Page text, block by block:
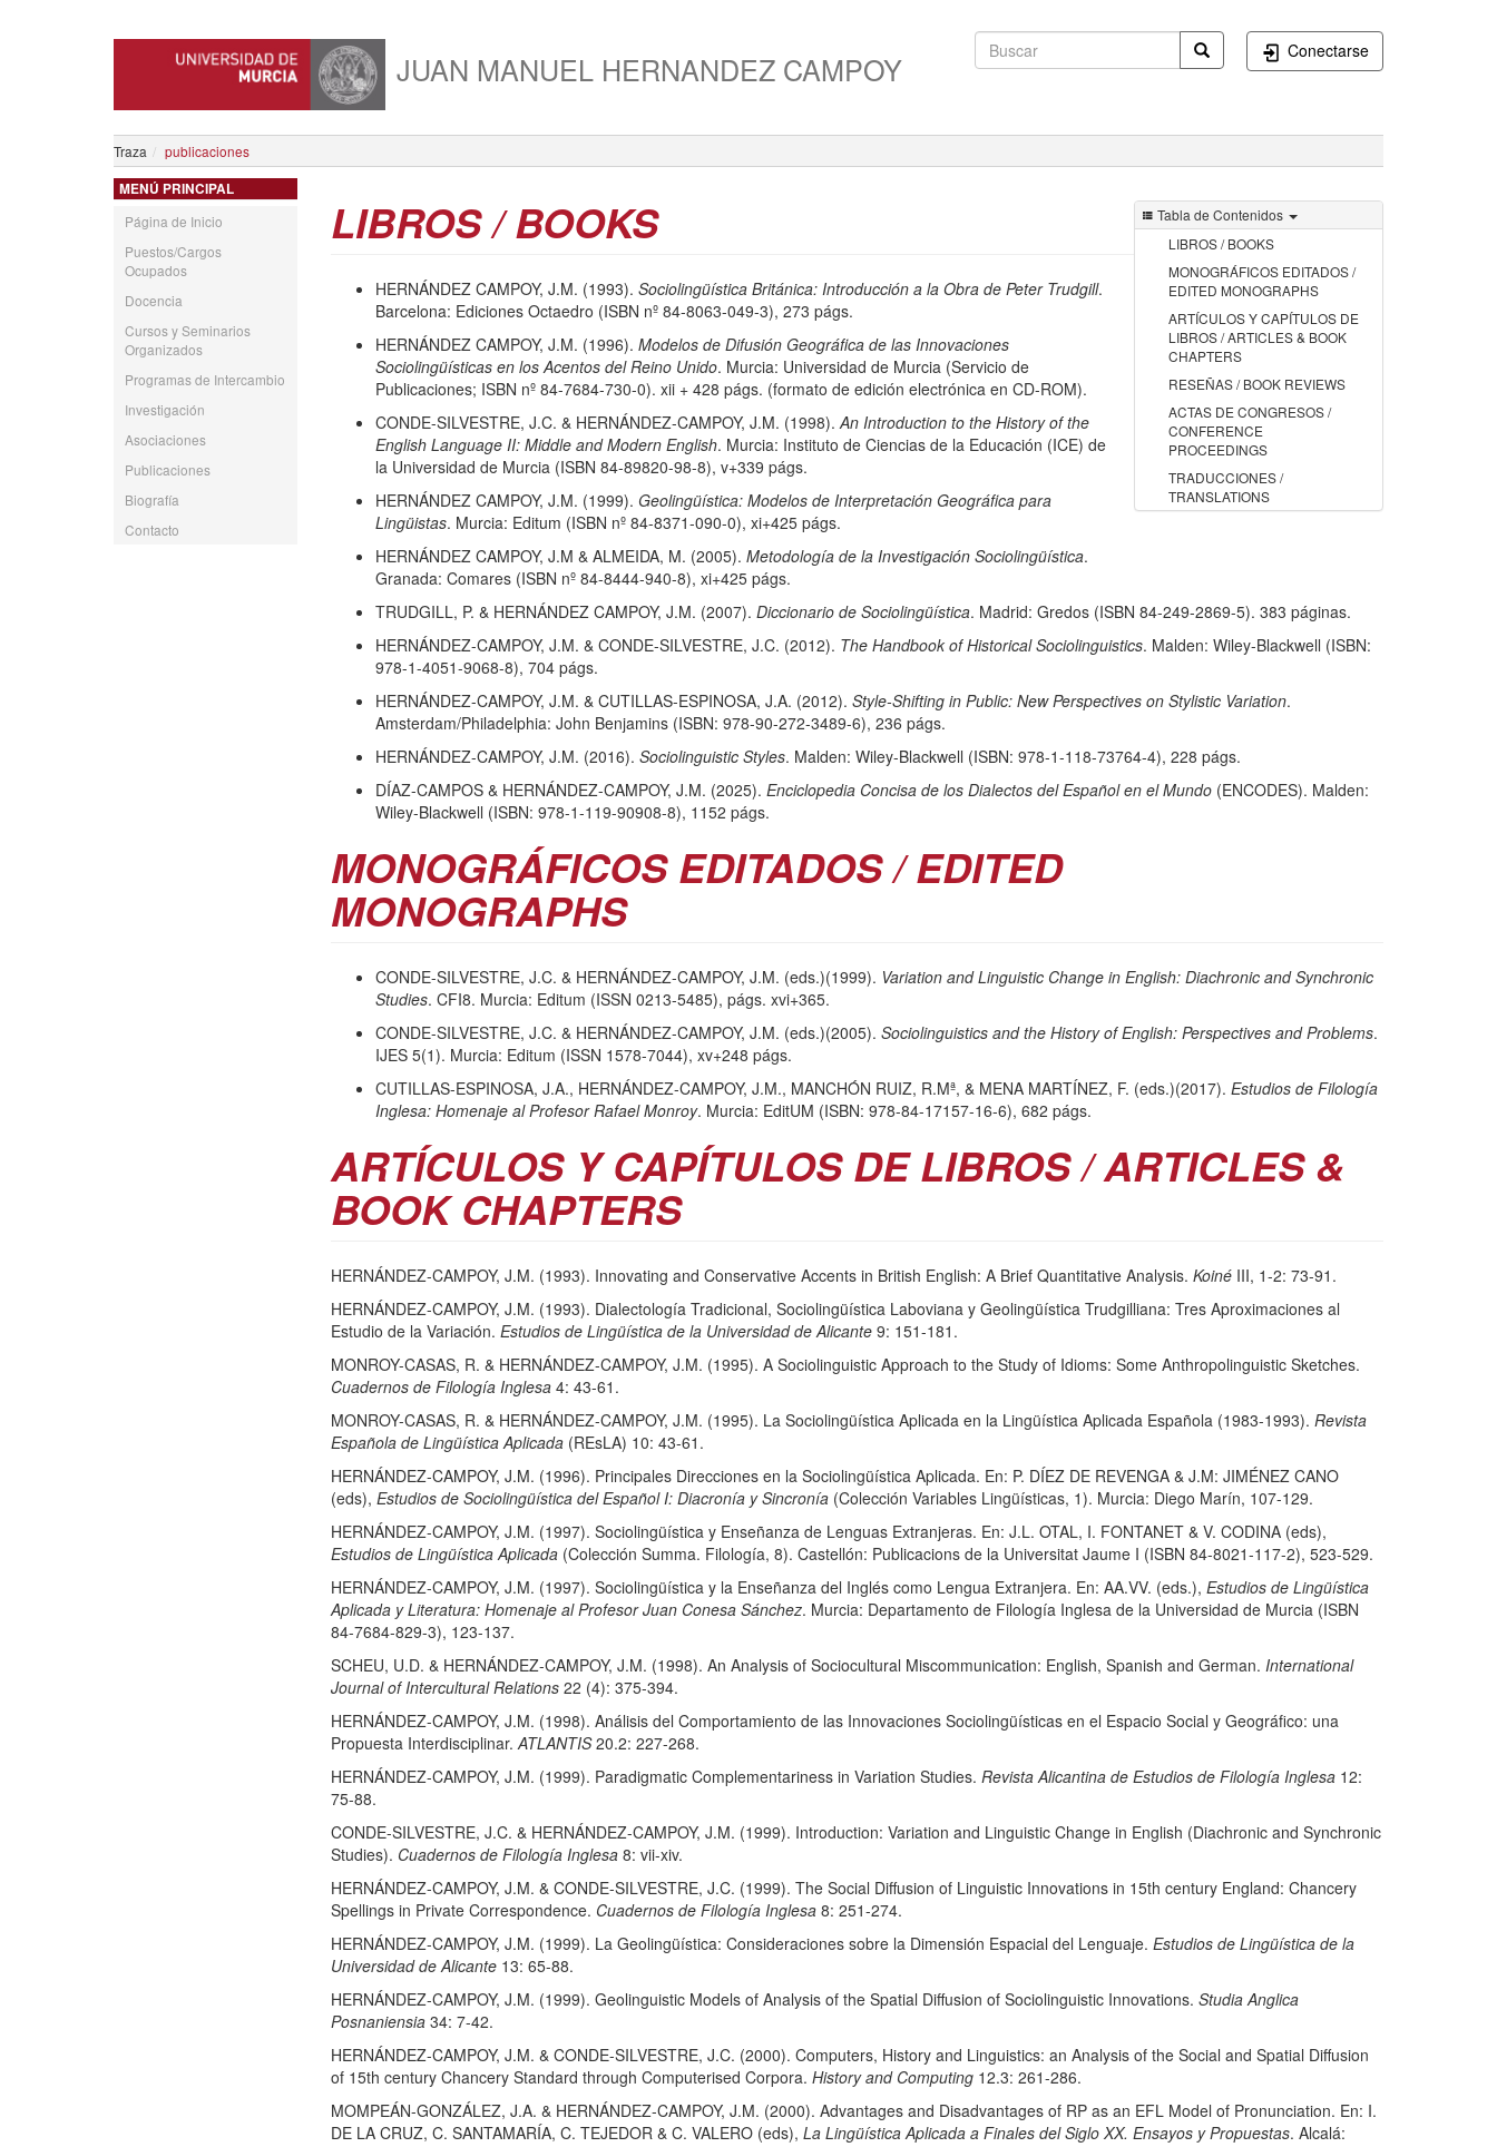
JUAN MANUEL HERNANDEZ CAMPOY Conectarse
Traza
publicaciones
MENÚ PRINCIPAL
Página de Inicio
Puestos/Cargos
Ocupados
Docencia
Cursos y Seminarios
Organizados
Programas de Intercambio
Investigación
Asociaciones
Publicaciones
Biografía
Contacto
Tabla de Contenidos
LIBROS / BOOKS
MONOGRÁFICOS EDITADOS /
EDITED MONOGRAPHS
ARTÍCULOS Y CAPÍTULOS DE
LIBROS / ARTICLES & BOOK
CHAPTERS
RESEÑAS / BOOK REVIEWS
ACTAS DE CONGRESOS /
CONFERENCE
PROCEEDINGS
TRADUCCIONES /
TRANSLATIONS
LIBROS / BOOKS
HERNÁNDEZ CAMPOY, J.M. (1993). Sociolingüística Británica: Introducción a la Obra de Peter Trudgill.
Barcelona: Ediciones Octaedro (ISBN nº 84-8063-049-3), 273 págs.
HERNÁNDEZ CAMPOY, J.M. (1996). Modelos de Difusión Geográfica de las Innovaciones
Sociolingüísticas en los Acentos del Reino Unido. Murcia: Universidad de Murcia (Servicio de
Publicaciones; ISBN nº 84-7684-730-0). xii + 428 págs. (formato de edición electrónica en CD-ROM).
CONDE-SILVESTRE, J.C. & HERNÁNDEZ-CAMPOY, J.M. (1998).An Introduction to the History of the
English Language II: Middle and Modern English. Murcia: Instituto de Ciencias de la Educación (ICE) de
la Universidad de Murcia (ISBN 84-89820-98-8), v+339 págs.
HERNÁNDEZ CAMPOY, J.M. (1999). Geolingüística: Modelos de Interpretación Geográfica para
Lingüistas. Murcia: Editum (ISBN nº 84-8371-090-0), xi+425 págs.
HERNÁNDEZ CAMPOY, J.M & ALMEIDA, M. (2005). Metodología de la Investigación Sociolingüística.
Granada: Comares (ISBN nº 84-8444-940-8), xi+425 págs.
TRUDGILL, P. & HERNÁNDEZ CAMPOY, J.M. (2007). Diccionario de Sociolingüística. Madrid: Gredos (ISBN 84-249-2869-5). 383 páginas.
HERNÁNDEZ-CAMPOY, J.M. & CONDE-SILVESTRE, J.C. (2012). The Handbook of Historical Sociolinguistics. Malden: Wiley-Blackwell (ISBN:
978-1-4051-9068-8), 704 págs.
HERNÁNDEZ-CAMPOY, J.M. & CUTILLAS-ESPINOSA, J.A. (2012). Style-Shifting in Public: New Perspectives on Stylistic Variation.
Amsterdam/Philadelphia: John Benjamins (ISBN: 978-90-272-3489-6), 236 págs.
HERNÁNDEZ-CAMPOY, J.M. (2016). Sociolinguistic Styles. Malden: Wiley-Blackwell (ISBN: 978-1-118-73764-4), 228 págs.
DÍAZ-CAMPOS & HERNÁNDEZ-CAMPOY, J.M. (2025). Enciclopedia Concisa de los Dialectos del Español en el Mundo (ENCODES). Malden:
Wiley-Blackwell (ISBN: 978-1-119-90908-8), 1152 págs.
MONOGRÁFICOS EDITADOS / EDITED
MONOGRAPHS
CONDE-SILVESTRE, J.C. & HERNÁNDEZ-CAMPOY, J.M. (eds.)(1999). Variation and Linguistic Change in English: Diachronic and Synchronic
Studies. CFI8. Murcia: Editum (ISSN 0213-5485), págs. xvi+365.
CONDE-SILVESTRE, J.C. & HERNÁNDEZ-CAMPOY, J.M. (eds.)(2005). Sociolinguistics and the History of English: Perspectives and Problems.
IJES 5(1). Murcia: Editum (ISSN 1578-7044), xv+248 págs.
CUTILLAS-ESPINOSA, J.A., HERNÁNDEZ-CAMPOY, J.M., MANCHÓN RUIZ, R.Mª, & MENA MARTÍNEZ, F. (eds.)(2017). Estudios de Filología
Inglesa: Homenaje al Profesor Rafael Monroy. Murcia: EditUM (ISBN: 978-84-17157-16-6), 682 págs.
ARTÍCULOS Y CAPÍTULOS DE LIBROS / ARTICLES &
BOOK CHAPTERS
HERNÁNDEZ-CAMPOY, J.M. (1993). Innovating and Conservative Accents in British English: A Brief Quantitative Analysis. Koiné III, 1-2: 73-91.
HERNÁNDEZ-CAMPOY, J.M. (1993). Dialectología Tradicional, Sociolingüística Laboviana y Geolingüística Trudgilliana: Tres Aproximaciones al
Estudio de la Variación. Estudios de Lingüística de la Universidad de Alicante 9: 151-181.
MONROY-CASAS, R. & HERNÁNDEZ-CAMPOY, J.M. (1995). A Sociolinguistic Approach to the Study of Idioms: Some Anthropolinguistic Sketches.
Cuadernos de Filología Inglesa 4: 43-61.
MONROY-CASAS, R. & HERNÁNDEZ-CAMPOY, J.M. (1995). La Sociolingüística Aplicada en la Lingüística Aplicada Española (1983-1993). Revista
Española de Lingüística Aplicada (REsLA) 10: 43-61.
HERNÁNDEZ-CAMPOY, J.M. (1996). Principales Direcciones en la Sociolingüística Aplicada. En: P. DÍEZ DE REVENGA & J.M: JIMÉNEZ CANO
(eds), Estudios de Sociolingüística del Español I: Diacronía y Sincronía (Colección Variables Lingüísticas, 1). Murcia: Diego Marín, 107-129.
HERNÁNDEZ-CAMPOY, J.M. (1997). Sociolingüística y Enseñanza de Lenguas Extranjeras. En: J.L. OTAL, I. FONTANET & V. CODINA (eds),
Estudios de Lingüística Aplicada (Colección Summa. Filología, 8). Castellón: Publicacions de la Universitat Jaume I (ISBN 84-8021-117-2), 523-529.
HERNÁNDEZ-CAMPOY, J.M. (1997). Sociolingüística y la Enseñanza del Inglés como Lengua Extranjera. En: AA.VV. (eds.), Estudios de Lingüística
Aplicada y Literatura: Homenaje al Profesor Juan Conesa Sánchez. Murcia: Departamento de Filología Inglesa de la Universidad de Murcia (ISBN
84-7684-829-3), 123-137.
SCHEU, U.D. & HERNÁNDEZ-CAMPOY, J.M. (1998). An Analysis of Sociocultural Miscommunication: English, Spanish and German. International
Journal of Intercultural Relations 22 (4): 375-394.
HERNÁNDEZ-CAMPOY, J.M. (1998). Análisis del Comportamiento de las Innovaciones Sociolingüísticas en el Espacio Social y Geográfico: una
Propuesta Interdisciplinar.ATLANTIS20.2: 227-268.
HERNÁNDEZ-CAMPOY, J.M. (1999). Paradigmatic Complementariness in Variation Studies. Revista Alicantina de Estudios de Filología Inglesa 12:
75-88.
CONDE-SILVESTRE, J.C. & HERNÁNDEZ-CAMPOY, J.M. (1999). Introduction: Variation and Linguistic Change in English (Diachronic and Synchronic
Studies). Cuadernos de Filología Inglesa 8: vii-xiv.
HERNÁNDEZ-CAMPOY, J.M. & CONDE-SILVESTRE, J.C. (1999). The Social Diffusion of Linguistic Innovations in 15th century England: Chancery
Spellings in Private Correspondence. Cuadernos de Filología Inglesa 8: 251-274.
HERNÁNDEZ-CAMPOY, J.M. (1999). La Geolingüística: Consideraciones sobre la Dimensión Espacial del Lenguaje. Estudios de Lingüística de la
Universidad de Alicante 13: 65-88.
HERNÁNDEZ-CAMPOY, J.M. (1999). Geolinguistic Models of Analysis of the Spatial Diffusion of Sociolinguistic Innovations. Studia Anglica
Posnaniensia 34: 7-42.
HERNÁNDEZ-CAMPOY, J.M. & CONDE-SILVESTRE, J.C. (2000). Computers, History and Linguistics: an Analysis of the Social and Spatial Diffusion
of 15th century Chancery Standard through Computerised Corpora. History and Computing 12.3: 261-286.
MOMPEÁN-GONZÁLEZ, J.A. & HERNÁNDEZ-CAMPOY, J.M. (2000). Advantages and Disadvantages of RP as an EFL Model of Pronunciation. En: I.
DE LA CRUZ, C. SANTAMARÍA, C. TEJEDOR & C. VALERO (eds), La Lingüística Aplicada a Finales del Siglo XX. Ensayos y Propuestas. Alcalá: